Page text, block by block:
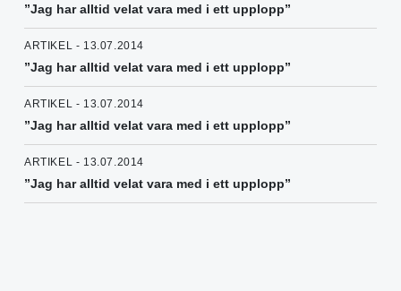
”Jag har alltid velat vara med i ett upplopp”
ARTIKEL - 13.07.2014
”Jag har alltid velat vara med i ett upplopp”
ARTIKEL - 13.07.2014
”Jag har alltid velat vara med i ett upplopp”
ARTIKEL - 13.07.2014
”Jag har alltid velat vara med i ett upplopp”